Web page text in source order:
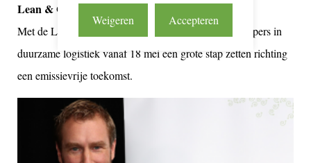
Lean & Green Logistics 3e Star
Met de Lean & Green Logistics 3e Star kunnen koplopers in
duurzame logistiek vanaf 18 mei een grote stap zetten richting
een emissievrije toekomst.
Weigeren Accepteren